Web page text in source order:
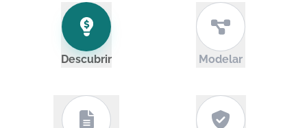
Descubrir Modelar